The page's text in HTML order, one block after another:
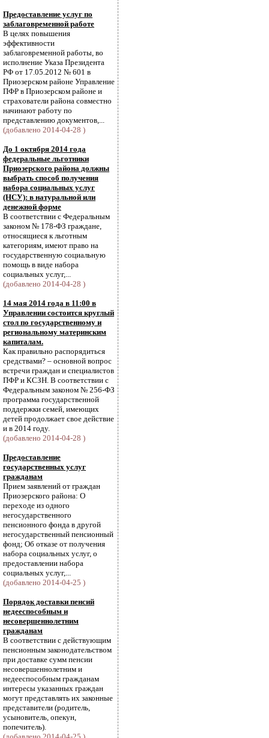
Предоставление услуг по
заблаговременной работе
В целях повышения
эффективности
заблаговременной работы, во
исполнение Указа Президента
РФ от 17.05.2012 № 601 в
Приозерском районе Управление
ПФР в Приозерском районе и
страхователи района совместно
начинают работу по
представлению документов,...
(добавлено 2014-04-28 )
До 1 октября 2014 года
федеральные льготники
Приозерского района должны
выбрать способ получения
набора социальных услуг
(НСУ): в натуральной или
денежной форме
В соответствии с Федеральным
законом № 178-ФЗ граждане,
относящиеся к льготным
категориям, имеют право на
государственную социальную
помощь в виде набора
социальных услуг,...
(добавлено 2014-04-28 )
14 мая 2014 года в 11:00 в
Управлении состоится круглый
стол по государственному и
региональному материнским
капиталам.
Как правильно распорядиться
средствами? – основной вопрос
встречи граждан и специалистов
ПФР и КСЗН. В соответствии с
Федеральным законом № 256-ФЗ
программа государственной
поддержки семей, имеющих
детей продолжает свое действие
и в 2014 году.
(добавлено 2014-04-28 )
Предоставление
государственных услуг
гражданам
Прием заявлений от граждан
Приозерского района: О
переходе из одного
негосударственного
пенсионного фонда в другой
негосударственный пенсионный
фонд; Об отказе от получения
набора социальных услуг, о
предоставлении набора
социальных услуг,...
(добавлено 2014-04-25 )
Порядок доставки пенсий
недееспособным и
несовершеннолетним
гражданам
В соответствии с действующим
пенсионным законодательством
при доставке сумм пенсии
несовершеннолетним и
недееспособным гражданам
интересы указанных граждан
могут представлять их законные
представители (родитель,
усыновитель, опекун,
попечитель).